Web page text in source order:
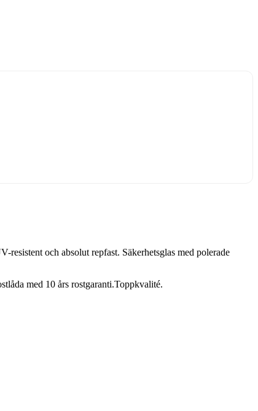
och absolut repfast. Säkerhetsglas med polerade
med 10 års rostgaranti.Toppkvalité.